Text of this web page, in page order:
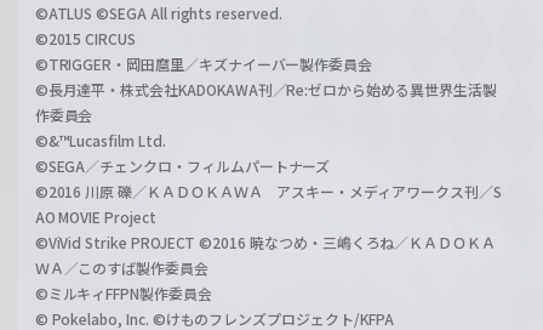
©ATLUS ©SEGA All rights reserved.
©2015 CIRCUS
©TRIGGER・岡田麿里／キズナイーバー製作委員会
©長月達平・株式会社KADOKAWA刊／Re:ゼロから始める異世界生活製
作委員会
©&™Lucasfilm Ltd.
©SEGA／チェンクロ・フィルムパートナーズ
©2016 川原 礫／ＫＡＤＯＫＡＷＡ アスキー・メディアワークス刊／S
AO MOVIE Project
©ViVid Strike PROJECT ©2016 暁なつめ・三嶋くろね／ＫＡＤＯＫＡ
ＷＡ／このすば製作委員会
©ミルキィFFPN製作委員会
© Pokelabo, Inc. ©けものフレンズプロジェクト/KFPA